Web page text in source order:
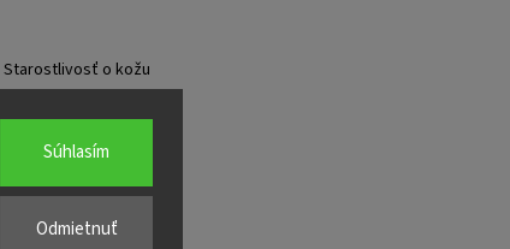
Odmietnuť
Súhlasím
Starostlivosť o kožu